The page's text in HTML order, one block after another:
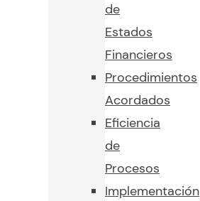
de
Estados
Financieros
Procedimientos
Acordados
Eficiencia
de
Procesos
Implementación